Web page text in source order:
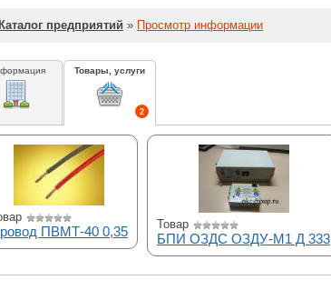
Каталог предприятий » Просмотр информации
2
Товары, услуги
ПВМТ-40 0,35 Товар
БПИ ОЗДС ОЗДУ-М1 Д 333